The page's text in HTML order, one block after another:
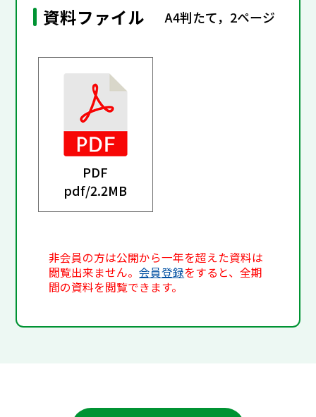
資料ファイル A4判たて，2ページ
PDF
pdf/2.2MB
非会員の方は公開から一年を超えた資料は
閲覧出来ません。会員登録をすると、全期
間の資料を閲覧できます。